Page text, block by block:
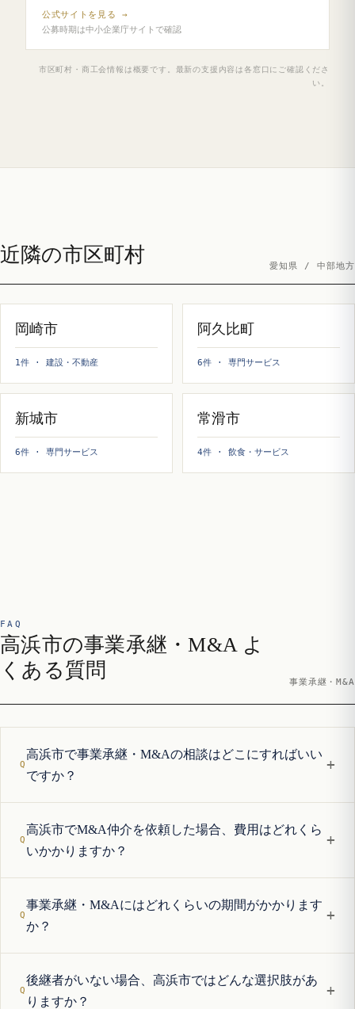
公式サイトを見る →
公募時期は中小企業庁サイトで確認
市区町村・商工会情報は概要です。最新の支援内容は各窓口にご確認くださ
い。
近隣の市区町村 愛知県 / 中部地方
岡崎市
1件 · 建設・不動産
阿久比町
6件 · 専門サービス
新城市
6件 · 専門サービス
常滑市
4件 · 飲食・サービス
FAQ
高浜市の事業承継・M&A よ
くある質問
事業承継・M&A
高浜市で事業承継・M&Aの相談はどこにすればいい
ですか？
+
高浜市でM&A仲介を依頼した場合、費用はどれくら
いかかりますか？
+
事業承継・M&Aにはどれくらいの期間がかかります
か？
+
後継者がいない場合、高浜市ではどんな選択肢があ
りますか？
+